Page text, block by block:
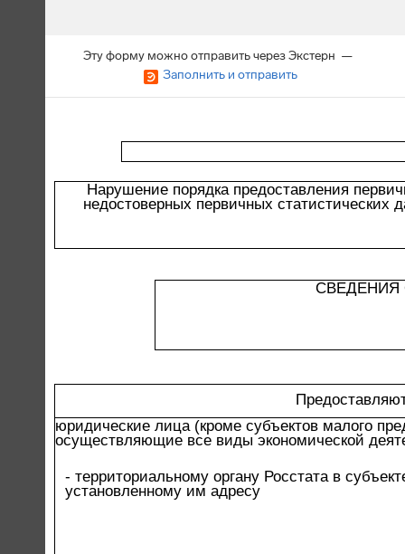
Эту форму можно отправить через Экстерн —
Заполнить и отправить
Нарушение порядка предоставления
недостоверных первичных статистических
СВЕДЕНИЯ
юридические лица (кроме субъектов малого
осуществляющие все виды экономической
- территориальному органу Росстата в
установленному им адресу